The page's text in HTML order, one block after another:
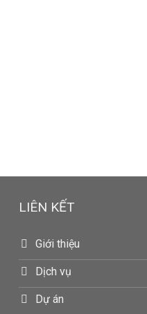
LIÊN KẾT
Giới thiệu
Dịch vụ
Dự án